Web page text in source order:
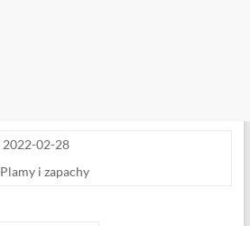
2022-02-28
Plamy i zapachy